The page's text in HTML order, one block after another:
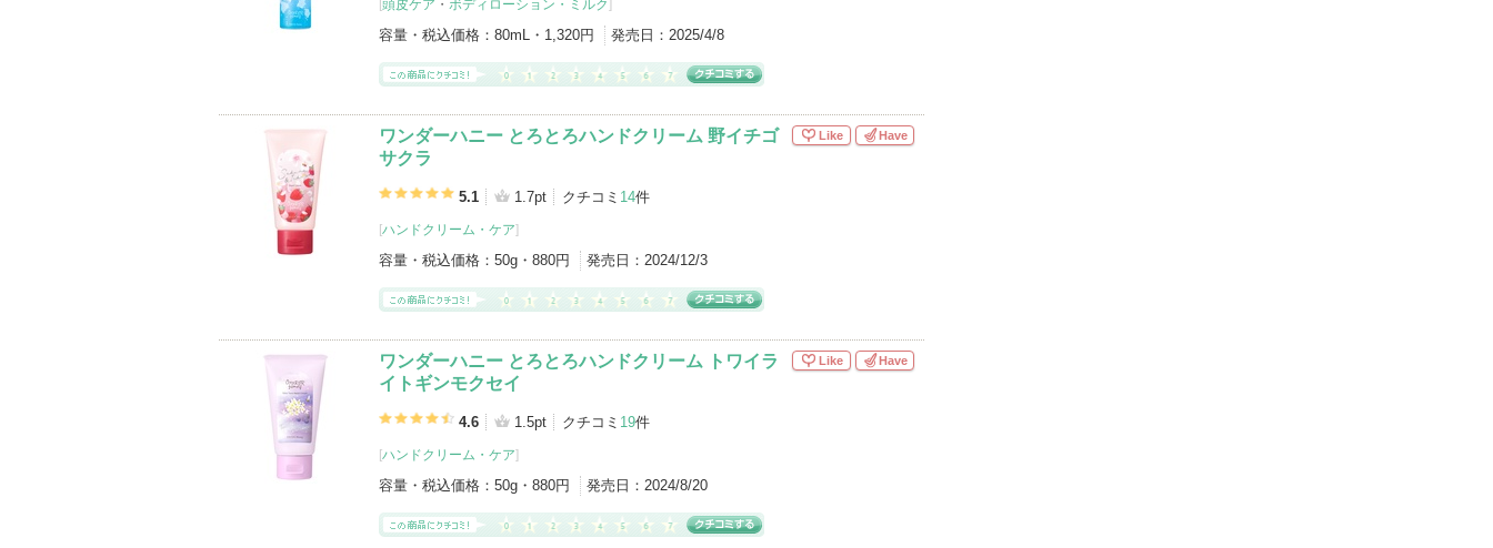
[頭皮ケア ・ ボディローション・ミルク]
容量・税込価格： 80mL・1,320円 発売日： 2025/4/8
ワンダーハニー とろとろハンドクリーム 野イチゴ
サクラ
5.1 1.7pt クチコミ 14件
[ハンドクリーム・ケア]
容量・税込価格： 50g・880円 発売日： 2024/12/3
Like Have
ワンダーハニー とろとろハンドクリーム トワイラ
イトギンモクセイ
4.6 1.5pt クチコミ 19件
[ハンドクリーム・ケア]
容量・税込価格： 50g・880円 発売日： 2024/8/20
Like Have